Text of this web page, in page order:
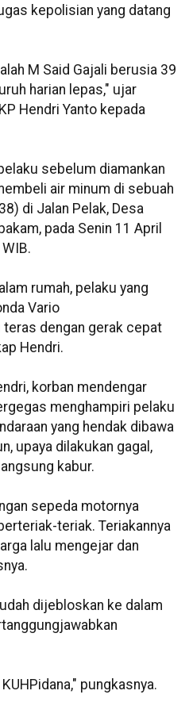
kepolisian yang datang
M Said Gajali berusia 39
harian lepas," ujar
Hendri Yanto kepada
sebelum diamankan
air minum di sebuah
di Jalan Pelak, Desa
pada Senin 11 April
rumah, pelaku yang
Vario
dengan gerak cepat
Hendri.
korban mendengar
menghampiri pelaku
yang hendak dibawa
upaya dilakukan gagal,
kabur.
sepeda motornya
teriak. Teriakannya
lalu mengejar dan
dijebloskan ke dalam
pungkasnya.